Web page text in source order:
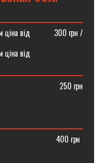
ціна від ⠀⠀⠀⠀300 грн /
ціна від
грн
грн